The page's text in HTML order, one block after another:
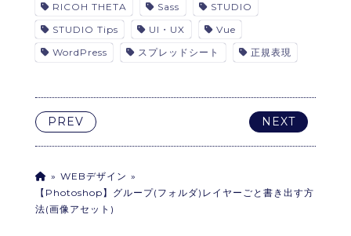
RICOH THETA
Sass
STUDIO
STUDIO Tips
UI・UX
Vue
WordPress
スプレッドシート 正規表現
PREV NEXT
WEBデザイン
【Photoshop】グループ(フォルダ)レイヤーごと書き出す方
法(画像アセット)